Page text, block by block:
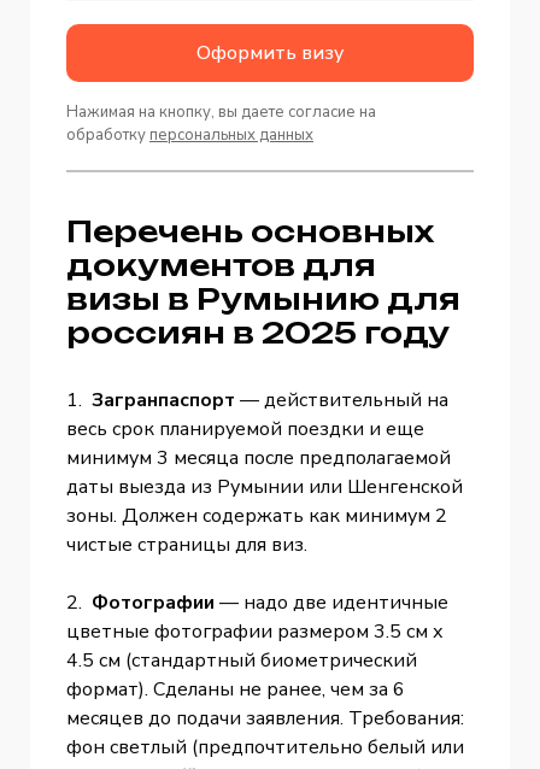
Оформить визу
Нажимая на кнопку, вы даете согласие на
обработку персональных данных
Перечень основных
документов для
визы в Румынию для
россиян в 2025 году
1. Загранпаспорт — действительный на
весь срок планируемой поездки и еще
минимум 3 месяца после предполагаемой
даты выезда из Румынии или Шенгенской
зоны. Должен содержать как минимум 2
чистые страницы для виз.
2. Фотографии — надо две идентичные
цветные фотографии размером 3.5 см х
4.5 см (стандартный биометрический
формат). Сделаны не ранее, чем за 6
месяцев до подачи заявления. Требования:
фон светлый (предпочтительно белый или